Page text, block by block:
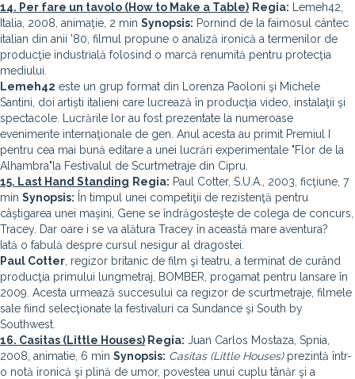
14. Per fare un tavolo (How to Make a Table) Regia: Lemeh42,
Italia, 2008, animaţie, 2 min Synopsis: Pornind de la faimosul cântec
italian din anii '80, filmul propune o analiză ironică a termenilor de
producţie industrială folosind o marcă renumită pentru protecţia
mediului.
Lemeh42 este un grup format din Lorenza Paoloni şi Michele
Santini, doi artişti italieni care lucrează în producţia video, instalaţii şi
spectacole. Lucrările lor au fost prezentate la numeroase
evenimente internaţionale de gen. Anul acesta au primit Premiul I
pentru cea mai bună editare a unei lucrări experimentale "Flor de la
Alhambra"la Festivalul de Scurtmetraje din Cipru.
15. Last Hand Standing Regia: Paul Cotter, S.U.A., 2003, ficţiune, 7
min Synopsis: În timpul unei competiţii de rezistenţă pentru
câştigarea unei maşini, Gene se îndrăgosteşte de colega de concurs,
Tracey. Dar oare i se va alătura Tracey în această mare aventura?
Iată o fabulă despre cursul nesigur al dragostei.
Paul Cotter , regizor britanic de film şi teatru, a terminat de curând
producţia primului lungmetraj, BOMBER, progamat pentru lansare în
2009. Acesta urmează succesului ca regizor de scurtmetraje, filmele
sale fiind selecţionate la festivaluri ca Sundance şi South by
Southwest.
16. Casitas (Little Houses) Regia: Juan Carlos Mostaza, Spnia,
2008, animatie, 6 min Synopsis: Casitas (Little Houses)prezintă într-
o notă ironică şi plină de umor, povestea unui cuplu tânăr şi a